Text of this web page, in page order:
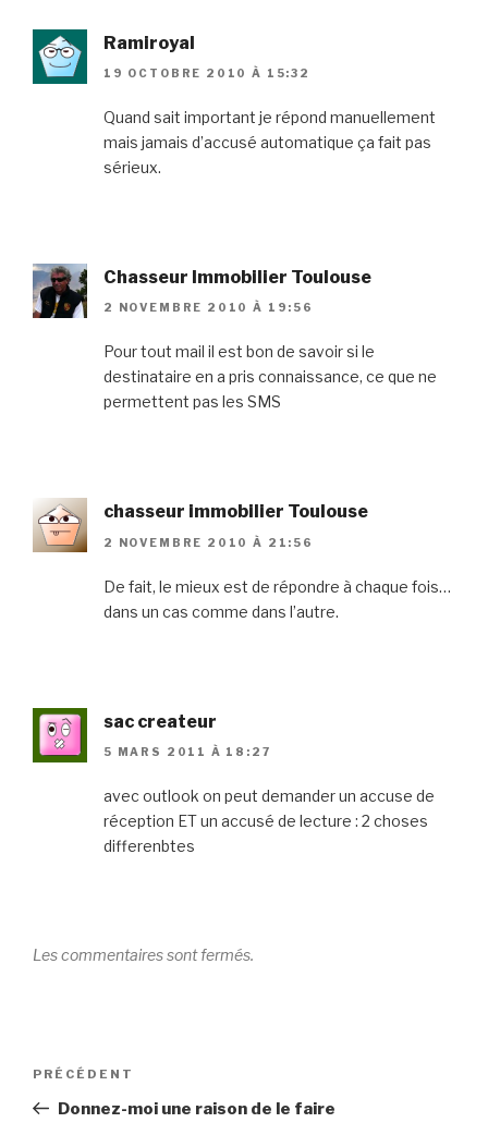
Ramiroyal
19 OCTOBRE 2010 À 15:32
Quand sait important je répond manuellement
mais jamais d’accusé automatique ça fait pas
sérieux.
Chasseur Immobilier Toulouse
2 NOVEMBRE 2010 À 19:56
Pour tout mail il est bon de savoir si le
destinataire en a pris connaissance, ce que ne
permettent pas les SMS
chasseur immobilier Toulouse
2 NOVEMBRE 2010 À 21:56
De fait, le mieux est de répondre à chaque fois…
dans un cas comme dans l’autre.
sac createur
5 MARS 2011 À 18:27
avec outlook on peut demander un accuse de
réception ET un accusé de lecture : 2 choses
differenbtes
Les commentaires sont fermés.
Navigation
l’article
Article
précédent
PRÉCÉDENT
Donnez-moi une raison de le faire